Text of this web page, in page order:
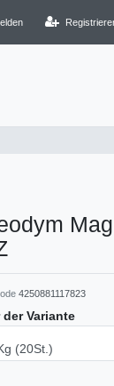
4250881117823
Variante